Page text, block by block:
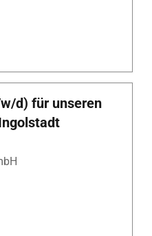
d) für unseren